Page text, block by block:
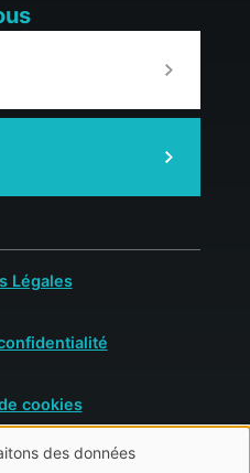
Légales
cookies
des données